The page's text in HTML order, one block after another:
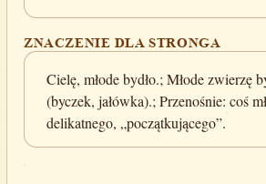
ZNACZENIE DLA STRONGA
Cielę, młode bydło.; Młode zwierzę
(byczek, jałówka).; Przenośnie: coś
delikatnego, „początkującego”.